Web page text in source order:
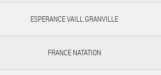
ESPERANCE VAILL.GRANVILLE
FRANCE NATATION